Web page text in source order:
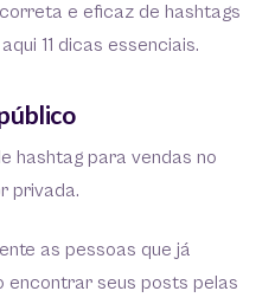
e eficaz de hashtags
11 dicas essenciais.
hashtag para vendas no
privada.
as pessoas que já
encontrar seus posts pelas